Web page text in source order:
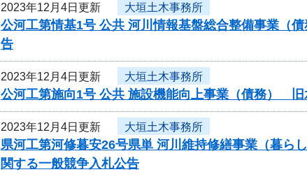
2023年12月4日更新 大垣土木事務所
公河工第情基1号 公共 河川情報基盤総合整備事業（
告
2023年12月4日更新 大垣土木事務所
公河工第施向1号 公共 施設機能向上事業（債務）
2023年12月4日更新 大垣土木事務所
県河工第河修暮安26号県単 河川維持修繕事業（暮
関する一般競争入札公告